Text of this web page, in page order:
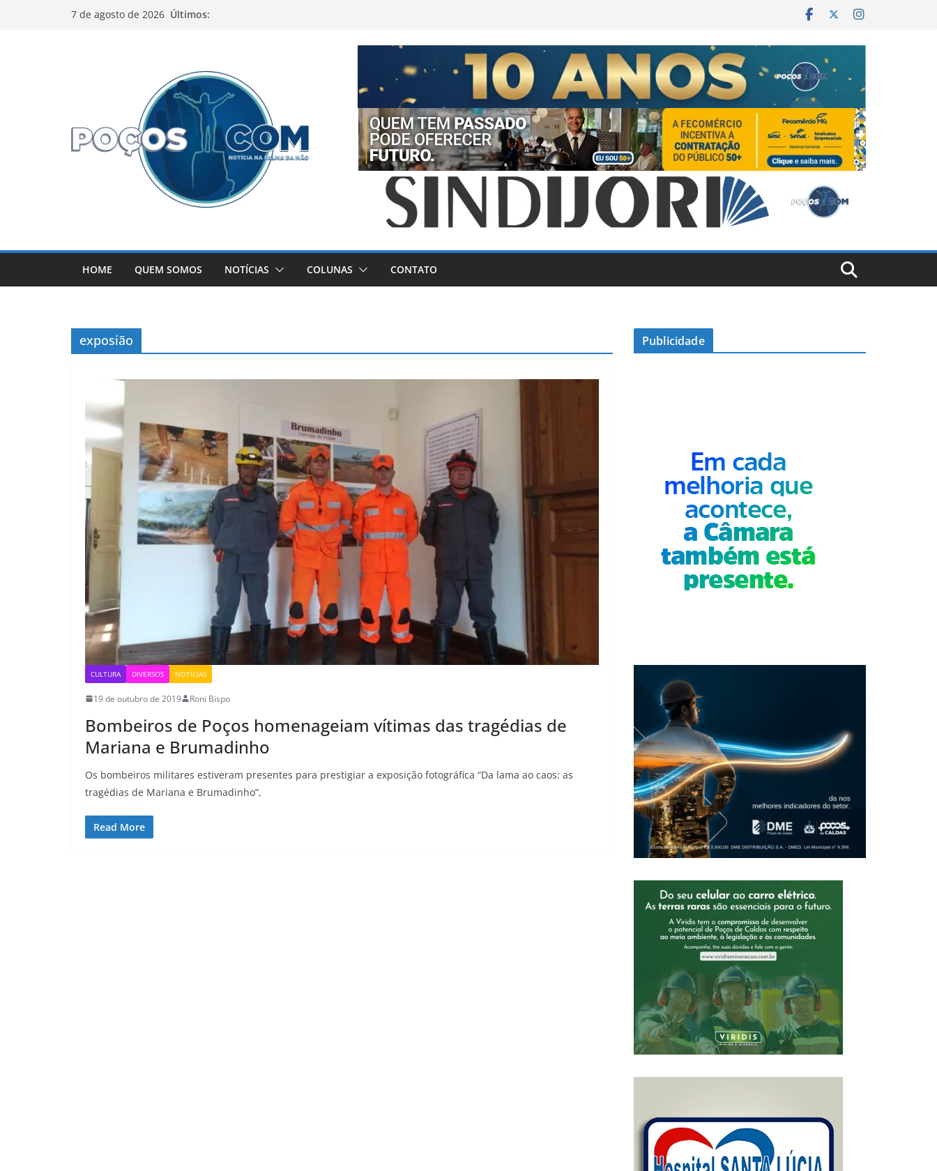
7 de agosto de 2026 Últimos:
HOME QUEM SOMOS NOTÍCIAS COLUNAS CONTATO
exposião
CULTURA DIVERSOS NOTÍCIAS
19 de outubro de 2019 Roni Bispo
Bombeiros de Poços homenageiam vítimas das tragédias de
Mariana e Brumadinho
Os bombeiros militares estiveram presentes para prestigiar a exposição fotográfica “Da lama ao caos: as
tragédias de Mariana e Brumadinho”,
Read More
Publicidade